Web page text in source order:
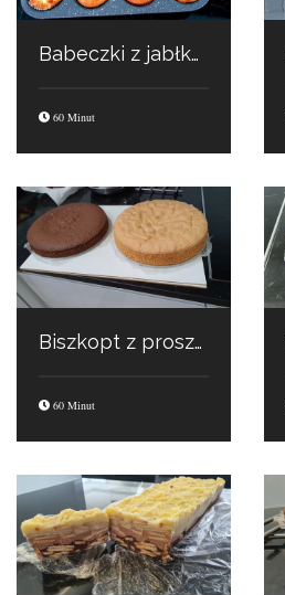
Babeczki z jabłkami
60 Minut
Biszkopt z proszkiem do pieczenia
60 Minut